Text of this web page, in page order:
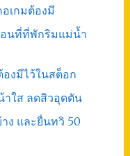
เกมต้องมี
นที่ที่พักริมแม่น้ำ
องมีไว้ในสต็อก
าใส ลดสิวอุดตัน
ง และยื่นทวิ 50